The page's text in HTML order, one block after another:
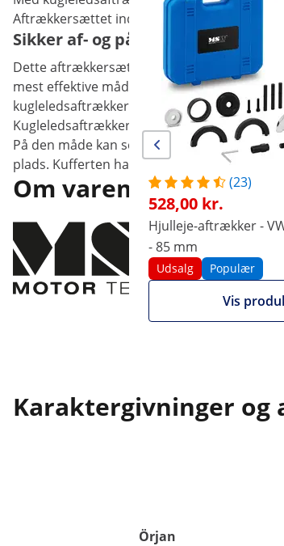
(23)
528,00 kr.
Hjulleje-aftrækker -
- 85 mm
Udsalg Populær
Vis
Aftrækkersættet indeholder ni dele og er
Sikker af- og påmontering af
Dette aftrækkersæt består af 9
mest effektive måde at udskifte kugleled
kugleledsaftrækkeren fra MSW er du
Kugleledsaftrækkeren er fremstillet af
På den måde kan selv vanskelige
plads. Kufferten har et bekvemt håndtag
Om varemærket
Karaktergivninger og
Örjan